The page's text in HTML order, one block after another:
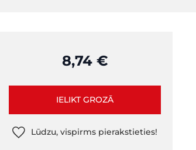
8,74 €
IELIKT GROZĀ
Lūdzu, vispirms pierakstieties!